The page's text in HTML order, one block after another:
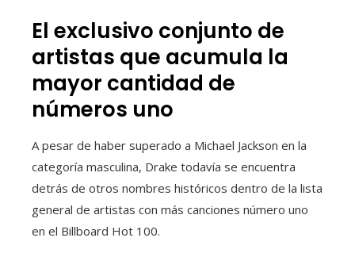
El exclusivo conjunto de
artistas que acumula la
mayor cantidad de
números uno
A pesar de haber superado a Michael Jackson en la
categoría masculina, Drake todavía se encuentra
detrás de otros nombres históricos dentro de la lista
general de artistas con más canciones número uno
en el Billboard Hot 100.